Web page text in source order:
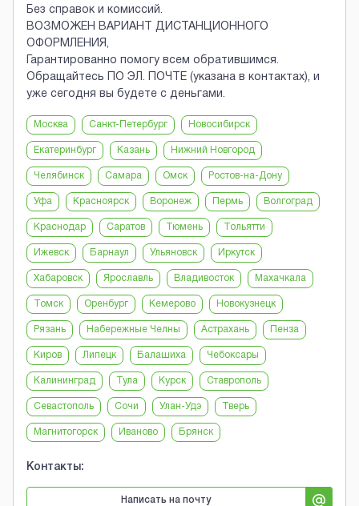
Без справок и комиссий.
ВОЗМОЖЕН ВАРИАНТ ДИСТАНЦИОННОГО
ОФОРМЛЕНИЯ,
Гарантированно помогу всем обратившимся.
Обращайтесь ПО ЭЛ. ПОЧТЕ (указана в контактах), и
уже сегодня вы будете с деньгами.
Москва Санкт-Петербург Новосибирск
Екатеринбург Казань Нижний Новгород
Челябинск Самара Омск Ростов-на-Дону
Уфа Красноярск Воронеж Пермь Волгоград
Краснодар Саратов Тюмень Тольятти
Ижевск Барнаул Ульяновск Иркутск
Хабаровск Ярославль Владивосток Махачкала
Томск Оренбург Кемерово Новокузнецк
Рязань Набережные Челны Астрахань Пенза
Киров Липецк Балашиха Чебоксары
Калининград Тула Курск Ставрополь
Севастополь Сочи Улан-Удэ Тверь
Магнитогорск Иваново Брянск
Контакты:
Написать на почту